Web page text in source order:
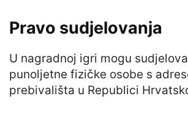
Pravo sudjelovanja
U nagradnoj igri mogu
punoljetne fizičke osobe s
prebivališta u Republici